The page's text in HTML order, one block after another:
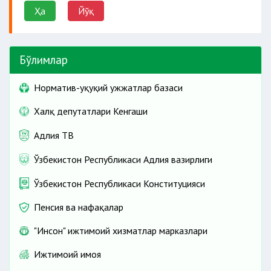
Ҳа Йўқ
Бўлимлар
Норматив-ҳуқуқий ҳужжатлар базаси
Халқ депутатлари Кенгаши
Адлия ТВ
Ўзбекистон Республикаси Адлия вазирлиги
Ўзбекистон Республикаси Конституцияси
Пенсия ва нафақалар
"Инсон" ижтимоий хизматлар марказлари
Ижтимоий ҳимоя